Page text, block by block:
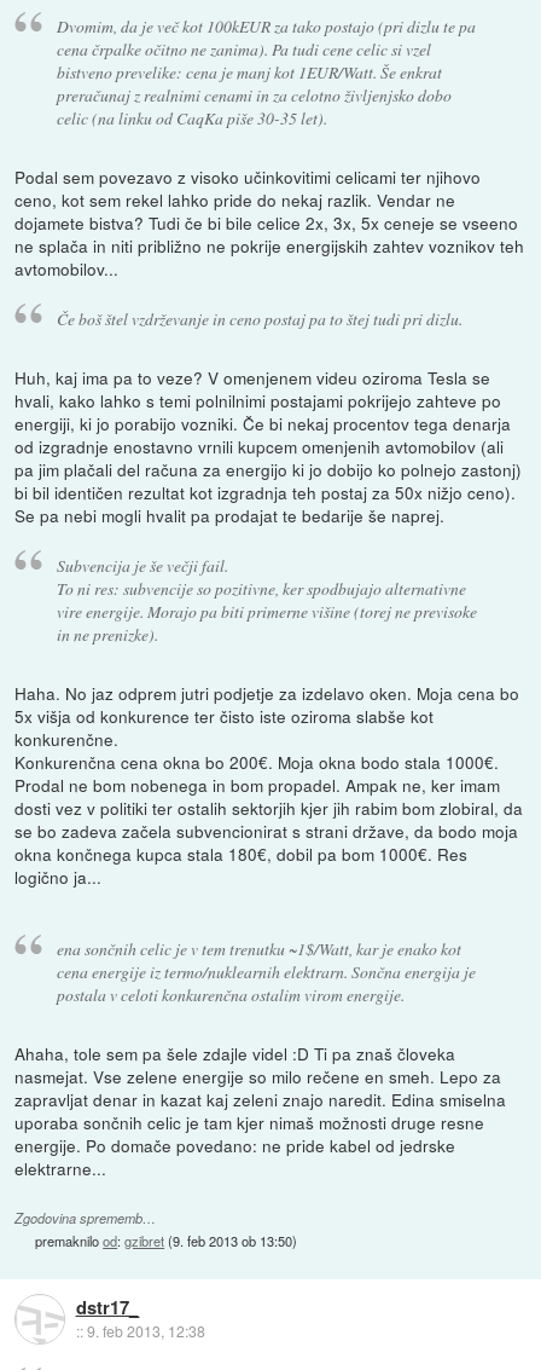
Dvomim, da je več kot 100kEUR za tako postajo (pri dizlu te pa
cena črpalke očitno ne zanima). Pa tudi cene celic si vzel
bistveno prevelike: cena je manj kot 1EUR/Watt. Še enkrat
preračunaj z realnimi cenami in za celotno življenjsko dobo
celic (na linku od CaqKa piše 30-35 let).
Podal sem povezavo z visoko učinkovitimi celicami ter njihovo
ceno, kot sem rekel lahko pride do nekaj razlik. Vendar ne
dojamete bistva? Tudi če bi bile celice 2x, 3x, 5x ceneje se vseeno
ne splača in niti približno ne pokrije energijskih zahtev voznikov teh
avtomobilov...
Če boš štel vzdrževanje in ceno postaj pa to štej tudi pri dizlu.
Huh, kaj ima pa to veze? V omenjenem videu oziroma Tesla se
hvali, kako lahko s temi polnilnimi postajami pokrijejo zahteve po
energiji, ki jo porabijo vozniki. Če bi nekaj procentov tega denarja
od izgradnje enostavno vrnili kupcem omenjenih avtomobilov (ali
pa jim plačali del računa za energijo ki jo dobijo ko polnejo zastonj)
bi bil identičen rezultat kot izgradnja teh postaj za 50x nižjo ceno).
Se pa nebi mogli hvalit pa prodajat te bedarije še naprej.
Subvencija je še večji fail.
To ni res: subvencije so pozitivne, ker spodbujajo alternativne
vire energije. Morajo pa biti primerne višine (torej ne previsoke
in ne prenizke).
Haha. No jaz odprem jutri podjetje za izdelavo oken. Moja cena bo
5x višja od konkurence ter čisto iste oziroma slabše kot
konkurenčne.
Konkurenčna cena okna bo 200€. Moja okna bodo stala 1000€.
Prodal ne bom nobenega in bom propadel. Ampak ne, ker imam
dosti vez v politiki ter ostalih sektorjih kjer jih rabim bom zlobiral, da
se bo zadeva začela subvencionirat s strani države, da bodo moja
okna končnega kupca stala 180€, dobil pa bom 1000€. Res
logično ja...
ena sončnih celic je v tem trenutku ~1$/Watt, kar je enako kot
cena energije iz termo/nuklearnih elektrarn. Sončna energija je
postala v celoti konkurenčna ostalim virom energije.
Ahaha, tole sem pa šele zdajle videl :D Ti pa znaš človeka
nasmejat. Vse zelene energije so milo rečene en smeh. Lepo za
zapravljat denar in kazat kaj zeleni znajo naredit. Edina smiselna
uporaba sončnih celic je tam kjer nimaš možnosti druge resne
energije. Po domače povedano: ne pride kabel od jedrske
elektrarne...
Zgodovina sprememb…
premaknilood:gzibret(9. feb 2013 ob 13:50)
dstr17_
::9. feb 2013, 12:38